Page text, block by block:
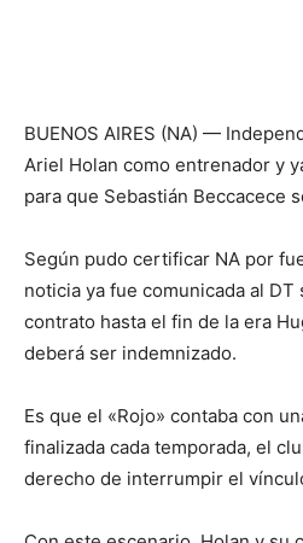
BUENOS AIRES (NA) —
Ariel Holan como entrenador y
para que Sebastián Beccacece
Según pudo certificar NA por
noticia ya fue comunicada al
contrato hasta el fin de la era
deberá ser indemnizado.
Es que el «Rojo» contaba con
finalizada cada temporada, el
derecho de interrumpir el